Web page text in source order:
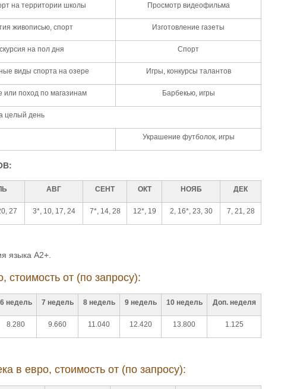
на территории школы Просмотр видеофильма
живописью, спорт Изготовление газеты
на пол дня Спорт
виды спорта на озере Игры, конкурсы талантов
или поход по магазинам Барбекью, игры
целый день
Украшение футболок, игры
АВГ СЕНТ ОКТ НОЯБ ДЕК
27 3*, 10, 17, 24 7*, 14, 28 12*, 19 2, 16*, 23, 30 7, 21, 28
языка А2+.
стоимость от (по запросу):
6 недель 7 недель 8 недель 9 недель 10 недель Доп. неделя
8.280 9.660 11.040 12.420 13.800 1.125
в евро, стоимость от (по запросу):